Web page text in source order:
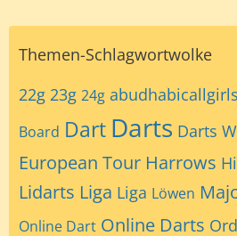
Themen-Schlagwortwolke
22g 23g 24g abudhabicallgirls
Board Dart Darts Darts
European Tour Harrows
Lidarts Liga Liga Löwen
Online Dart Online Darts